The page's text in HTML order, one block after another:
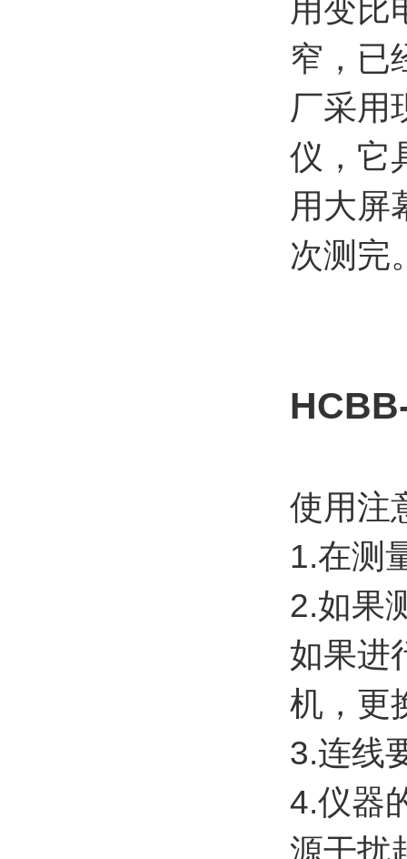
用变比
窄，已
厂采用
仪，它
用大屏
次测完
使用注
1.在测
2.如果
如果进
机，更
3.连线
4.仪器
源干扰